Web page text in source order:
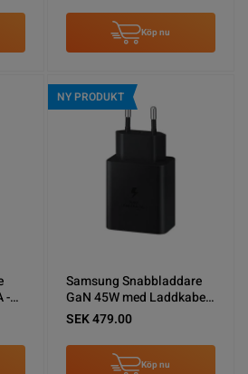
Köp nu
-
NY PRODUKT
Samsung Snabbladdare
GaN 45W med Laddkabel
USB-C - Svart
SEK 479.00
Köp nu